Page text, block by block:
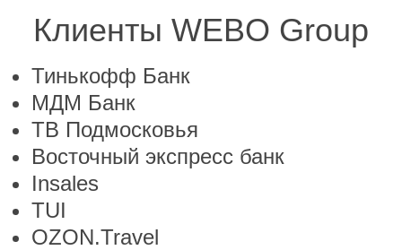
Клиенты WEBO Group
Тинькофф Банк
МДМ Банк
ТВ Подмосковья
Восточный экспресс банк
Insales
TUI
OZON.Travel